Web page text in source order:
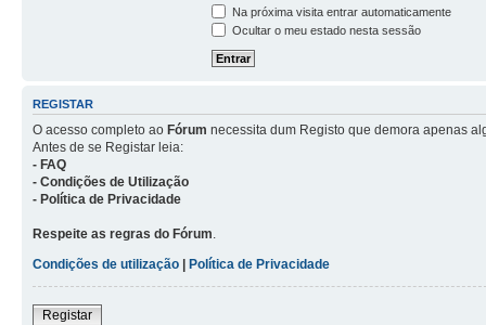
Na próxima visita entrar automaticamente
Ocultar o meu estado nesta sessão
REGISTAR
O acesso completo ao Fórum necessita dum Registo que demora apenas
Antes de se Registar leia:
- FAQ
- Condições de Utilização
- Política de Privacidade
Respeite as regras do Fórum
Condições de utilização | Política de Privacidade
Registar